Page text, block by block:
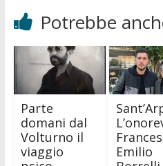
Potrebbe
Parte
domani dal
Volturno il
viaggio
Emilio